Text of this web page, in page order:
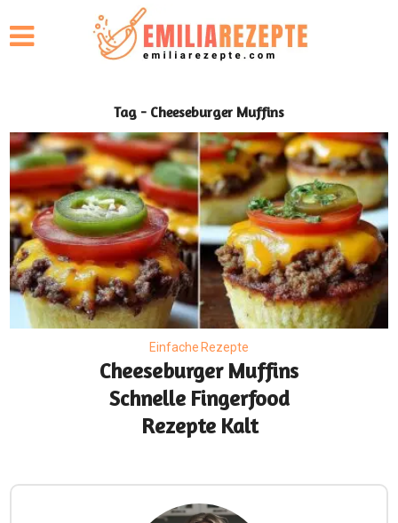
Tag - Cheeseburger Muffins
Einfache Rezepte
Cheeseburger Muffins
Schnelle Fingerfood
Rezepte Kalt